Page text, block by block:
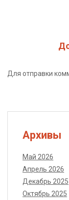
Для отправки
Архивы
Май 2026
Апрель 2026
Декабрь 2025
Октябрь 2025